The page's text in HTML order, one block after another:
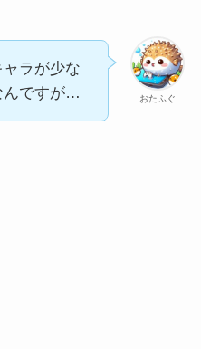
おたふぐ
ラが少な
んですが…